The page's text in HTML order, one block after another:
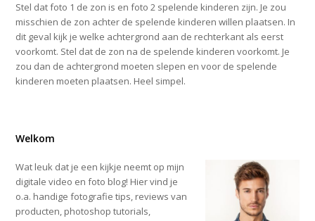
Stel dat foto 1 de zon is en foto 2 spelende kinderen zijn. Je zou
misschien de zon achter de spelende kinderen willen plaatsen. In
dit geval kijk je welke achtergrond aan de rechterkant als eerst
voorkomt. Stel dat de zon na de spelende kinderen voorkomt. Je
zou dan de achtergrond moeten slepen en voor de spelende
kinderen moeten plaatsen. Heel simpel.
Welkom
Wat leuk dat je een kijkje neemt op mijn
digitale video en foto blog! Hier vind je
o.a. handige fotografie tips, reviews van
producten, photoshop tutorials,